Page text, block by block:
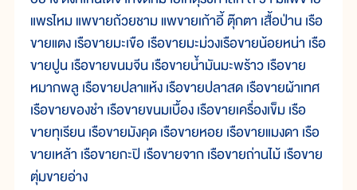
แพรไหม แพขายถ้วยชาม แพขายเก้าอี้ ตุ๊กตา เสื้อป่าน เรือ
ขายแตง เรือขายมะเขือ เรือขายมะม่วงเรือขายน้อยหน่า เรือ
ขายปูน เรือขายขนมจีน เรือขายน้ำมันมะพร้าว เรือขาย
หมากพลู เรือขายปลาแห้ง เรือขายปลาสด เรือขายผ้าเทศ
เรือขายของชำ เรือขายขนมเบื้อง เรือขายเครื่องเข็ม เรือ
ขายทุเรียน เรือขายมังคุด เรือขายหอย เรือขายแมงดา เรือ
ขายเหล้า เรือขายกะปิ เรือขายจาก เรือขายถ่านไม้ เรือขาย
ตุ่มขายอ่าง